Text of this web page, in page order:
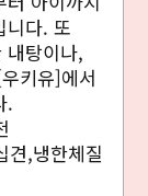
니다. 또
내탕이나,
키유]에서
.
견,냉한체질